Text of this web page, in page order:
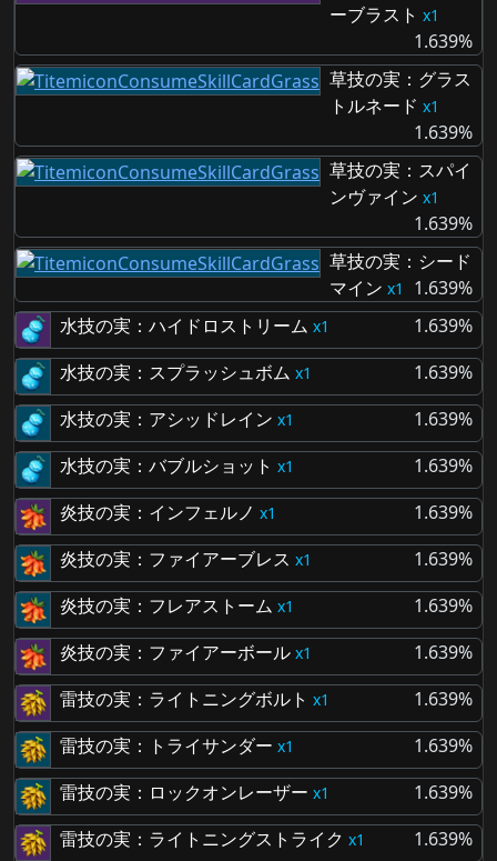
ーブラスト
1
1.639%
草技の実：グラス
トルネード
1
1.639%
草技の実：スパイ
ンヴァイン
1
1.639%
草技の実：シード
マイン
1
1.639%
水技の実：ハイドロストリーム
1
1.639%
水技の実：スプラッシュボム
1
1.639%
水技の実：アシッドレイン
1
1.639%
水技の実：バブルショット
1
1.639%
炎技の実：インフェルノ
1
1.639%
炎技の実：ファイアーブレス
1
1.639%
炎技の実：フレアストーム
1
1.639%
炎技の実：ファイアーボール
1
1.639%
雷技の実：ライトニングボルト
1
1.639%
雷技の実：トライサンダー
1
1.639%
雷技の実：ロックオンレーザー
1
1.639%
雷技の実：ライトニングストライク
1 1.639%